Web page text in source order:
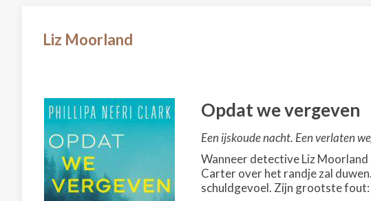
Liz Moorland
Opdat we vergeven
Een ijskoude nacht. Een verlaten
Wanneer detective Liz
Carter over het randje zal
schuldgevoel. Zijn grootste